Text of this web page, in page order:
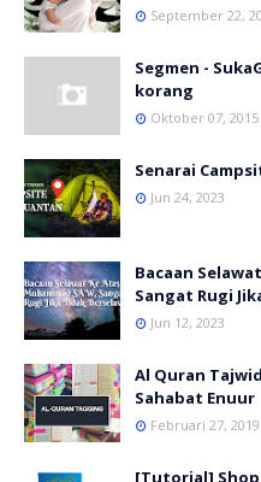
September 22,
Segmen -
korang
Oktober 07, 2015
Senarai
Jun 24, 2023
Bacaan
Sangat Rugi
Jun 12, 2023
Al Quran
Sahabat Enuur
Februari 27, 2019
[Tutorial]